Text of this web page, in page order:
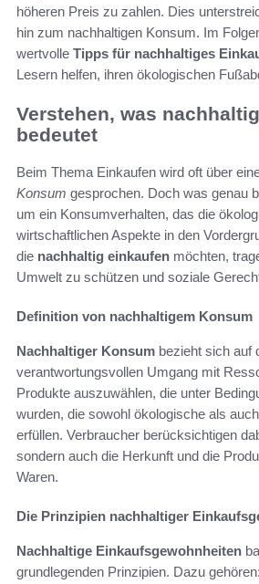
höheren Preis zu zahlen. Dies
hin zum nachhaltigen Konsum. Im
wertvolle Tipps für nachhaltiges
Lesern helfen, ihren ökologischen
Verstehen, was
bedeutet
Beim Thema Einkaufen wird oft über
Konsum gesprochen. Doch was genau
um ein Konsumverhalten, das die
wirtschaftlichen Aspekte in den
die nachhaltig einkaufen möchten,
Umwelt zu schützen und soziale
Definition von nachhaltigem Konsum
Nachhaltiger Konsum bezieht sich auf
verantwortungsvollen Umgang mit
Produkte auszuwählen, die unter
wurden, die sowohl ökologische als
erfüllen. Verbraucher berücksichtigen
sondern auch die Herkunft und die
Waren.
Die Prinzipien nachhaltiger
Nachhaltige Einkaufsgewohnheiten
grundlegenden Prinzipien. Dazu gehören: